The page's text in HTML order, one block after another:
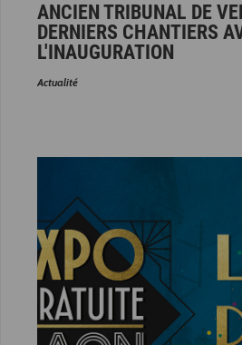
ANCIEN TRIBUNAL DE
DERNIERS CHANTIERS
L'INAUGURATION
Actualité